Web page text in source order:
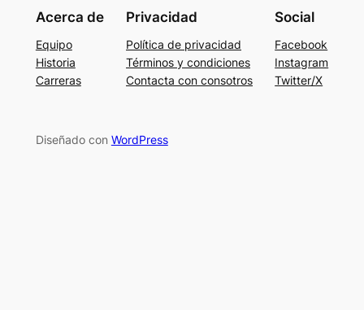
Acerca de
Equipo
Historia
Carreras
Privacidad
Política de privacidad
Términos y condiciones
Contacta con consotros
Social
Facebook
Instagram
Twitter/X
Diseñado con WordPress